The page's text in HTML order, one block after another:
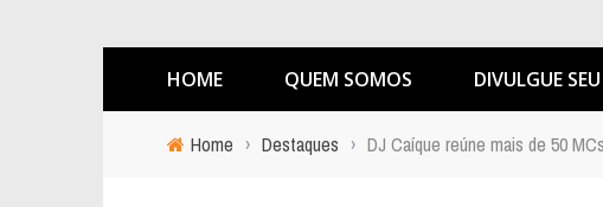
HOME QUEM SOMOS DIVULGUE
Home › Destaques › DJ Caíque reúne mais de 50